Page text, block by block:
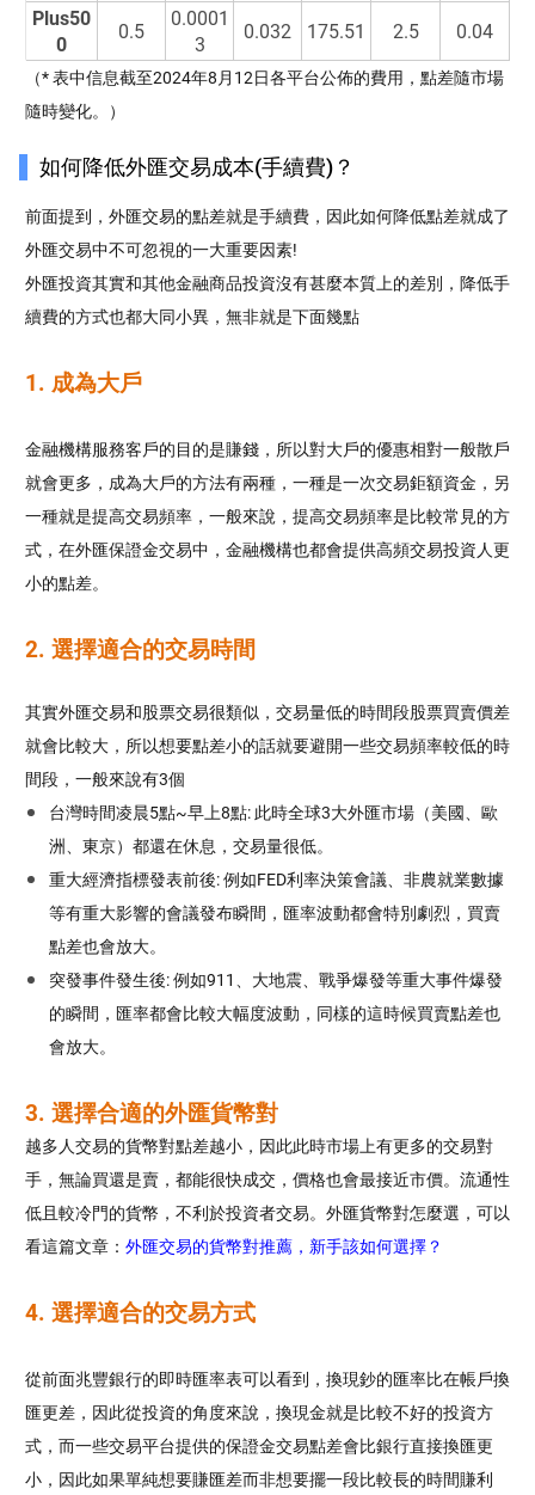
Plus50
0
0.5
0.0001
3
0.032 175.51 2.5 0.04
（* 表中信息截至2024年8月12日各平台公佈的費用，點差隨市場
隨時變化。）
如何降低外匯交易成本(手續費)？
前面提到，外匯交易的點差就是手續費，因此如何降低點差就成了
外匯交易中不可忽視的一大重要因素!
外匯投資其實和其他金融商品投資沒有甚麼本質上的差別，降低手
續費的方式也都大同小異，無非就是下面幾點
1. 成為大戶
金融機構服務客戶的目的是賺錢，所以對大戶的優惠相對一般散戶
就會更多，成為大戶的方法有兩種，一種是一次交易鉅額資金，另
一種就是提高交易頻率，一般來說，提高交易頻率是比較常見的方
式，在外匯保證金交易中，金融機構也都會提供高頻交易投資人更
小的點差。
2. 選擇適合的交易時間
其實外匯交易和股票交易很類似，交易量低的時間段股票買賣價差
就會比較大，所以想要點差小的話就要避開一些交易頻率較低的時
間段，一般來說有3個
台灣時間凌晨5點~早上8點: 此時全球3大外匯市場（美國、歐
洲、東京）都還在休息，交易量很低。
重大經濟指標發表前後: 例如FED利率決策會議、非農就業數據
等有重大影響的會議發布瞬間，匯率波動都會特別劇烈，買賣
點差也會放大。
突發事件發生後: 例如911、大地震、戰爭爆發等重大事件爆發
的瞬間，匯率都會比較大幅度波動，同樣的這時候買賣點差也
會放大。
3. 選擇合適的外匯貨幣對
越多人交易的貨幣對點差越小，因此此時市場上有更多的交易對
手，無論買還是賣，都能很快成交，價格也會最接近市價。流通性
低且較冷門的貨幣，不利於投資者交易。外匯貨幣對怎麼選，可以
看這篇文章： 外匯交易的貨幣對推薦，新手該如何選擇？
4. 選擇適合的交易方式
從前面兆豐銀行的即時匯率表可以看到，換現鈔的匯率比在帳戶換
匯更差，因此從投資的角度來說，換現金就是比較不好的投資方
式，而一些交易平台提供的保證金交易點差會比銀行直接換匯更
小，因此如果單純想要賺匯差而非想要擺一段比較長的時間賺利